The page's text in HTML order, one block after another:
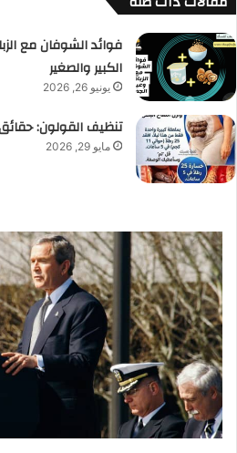
فوائد الشوفان مع
الكبير والصغير
يونيو 26, 2026
تنظيف القولون:
مايو 29, 2026